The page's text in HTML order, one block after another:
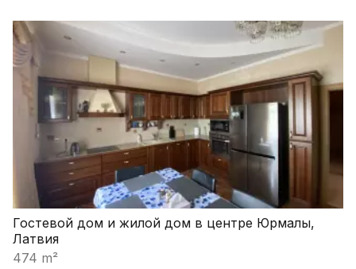
Гостевой дом и жилой дом в центре Юрмалы,
Латвия
474 m²